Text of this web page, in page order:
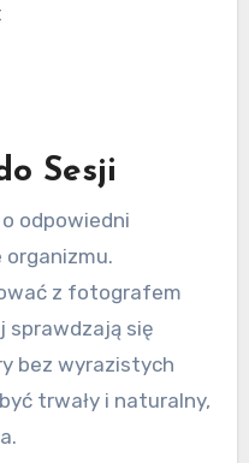
Sesji
odpowiedni
z fotografem
sprawdzają się
bez wyrazistych
trwały i naturalny,